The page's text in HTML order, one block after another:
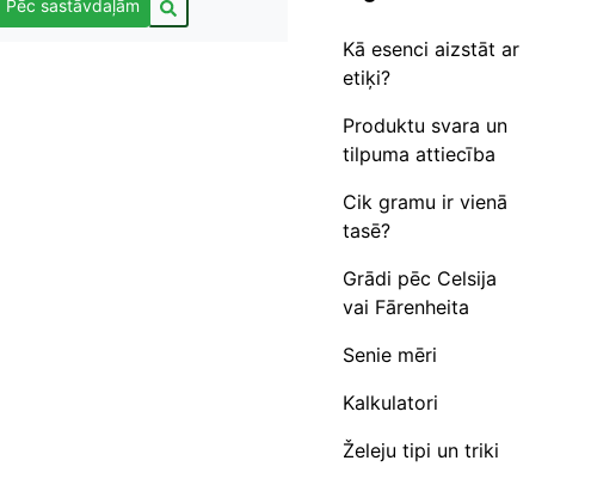
Pēc sastāvdaļām
Kā esenci aizstāt ar
etiķi?
Produktu svara un
tilpuma attiecība
Cik gramu ir vienā
tasē?
Grādi pēc Celsija
vai Fārenheita
Senie mēri
Kalkulatori
Želeju tipi un triki